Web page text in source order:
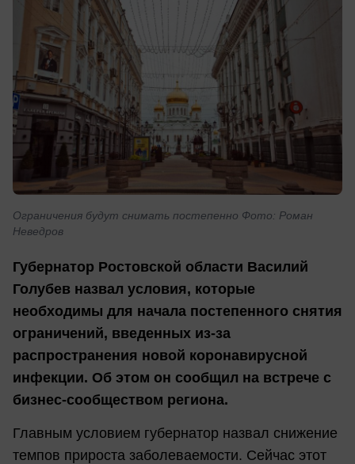
Ограничения будут снимать постепенно Фото: Роман
Неведров
Губернатор Ростовской области Василий
Голубев назвал условия, которые
необходимы для начала постепенного снятия
ограничений, введенных из-за
распространения новой коронавирусной
инфекции. Об этом он сообщил на встрече с
бизнес-сообществом региона.
Главным условием губернатор назвал снижение
темпов прироста заболеваемости. Сейчас этот